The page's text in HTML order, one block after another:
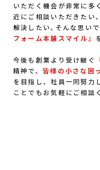
いただく機会が非常に多
近にご相談いただきたい
解決したい､そんな思いで
フォーム本舗スマイル』
今後も創業より受け継ぐ
精神で、 皆様の小さな困
を目指し、社員一同努力
ことでもお気軽にご相談